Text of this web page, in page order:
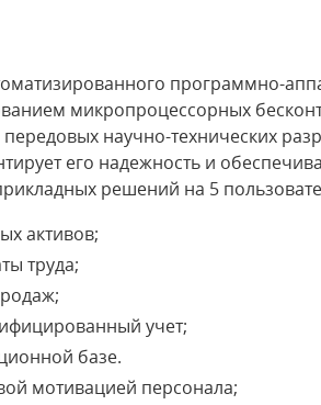
программно-
микропроцессорных
научно-технических
его надежность и
решений на 5
активов;
труда;
учет;
базе.
мотивацией персонала;